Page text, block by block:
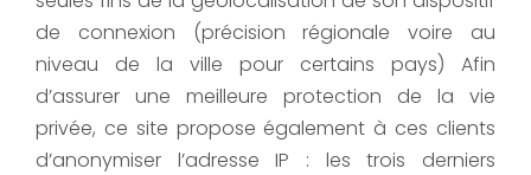
de connexion (précision régionale voire au
niveau de la ville pour certains pays) Afin
d’assurer une meilleure protection de la vie
privée, ce site propose également à ces clients
d’anonymiser l’adresse IP : les trois derniers